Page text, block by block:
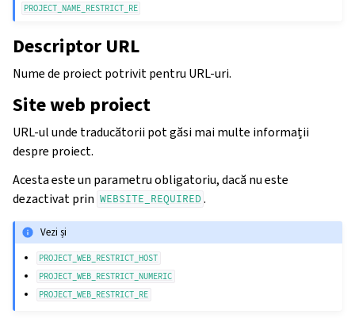
PROJECT_NAME_RESTRICT_RE
Descriptor URL
Nume de proiect potrivit pentru URL-uri.
Site web proiect
URL-ul unde traducătorii pot găsi mai multe informații
despre proiect.
Acesta este un parametru obligatoriu, dacă nu este
dezactivat prin WEBSITE_REQUIRED .
Vezi și
PROJECT_WEB_RESTRICT_HOST
PROJECT_WEB_RESTRICT_NUMERIC
PROJECT_WEB_RESTRICT_RE